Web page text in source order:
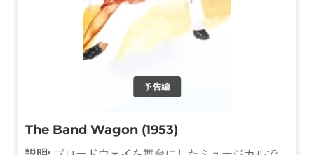
予告編
The Band Wagon (1953)